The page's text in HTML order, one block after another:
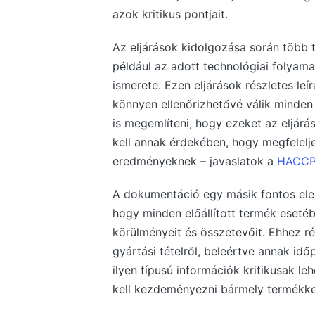
azok kritikus pontjait.
Az eljárások kidolgozása során
például az adott technológiai
ismerete. Ezen eljárások részletes
könnyen ellenőrizhetővé válik
is megemlíteni, hogy ezeket az
kell annak érdekében, hogy
eredményeknek – javaslatok a
A dokumentáció egy másik fontos
hogy minden előállított termék
körülményeit és összetevőit. Ehhez
gyártási tételről, beleértve annak
ilyen típusú információk kritikusak
kell kezdeményezni bármely